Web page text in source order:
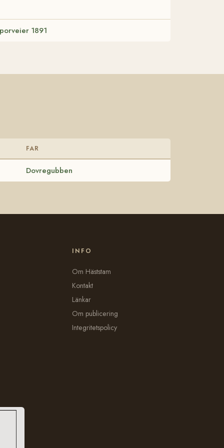
1891
FAR
Dovregubben
INFO
Om Häststam
Kontakt
Länkar
Om publicering
Integritetspolicy